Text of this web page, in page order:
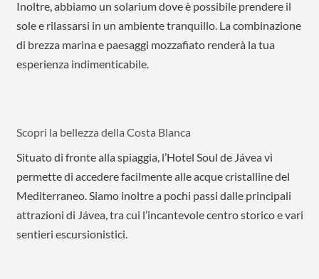
Inoltre, abbiamo un solarium dove è possibile prendere il
sole e rilassarsi in un ambiente tranquillo. La combinazione
di brezza marina e paesaggi mozzafiato renderà la tua
esperienza indimenticabile.
Scopri la bellezza della Costa Blanca
Situato di fronte alla spiaggia, l’Hotel Soul de Jávea vi
permette di accedere facilmente alle acque cristalline del
Mediterraneo. Siamo inoltre a pochi passi dalle principali
attrazioni di Jávea, tra cui l’incantevole centro storico e vari
sentieri escursionistici.